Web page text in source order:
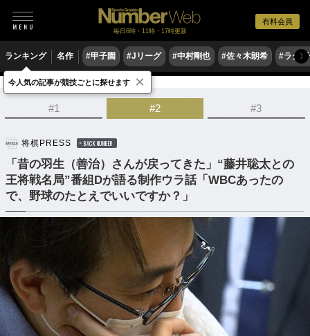
有料会員
毎日6時・11時・17時更新
ランキング 名作 #甲子園 #Jリーグ #中村剛也 #佐々木朗希 #ラグ〉
ゲーム 将棋
#1 #2 #3
将棋PRESS BACK NUMBER
「昔の羽生（善治）さんが戻ってきた」“藤井聡太との
王将戦名局”番組Dが語る制作ウラ話「WBCあったの
で、野球のたとえでいいですか？」
今人気の記事が競技ごとに探せます ×